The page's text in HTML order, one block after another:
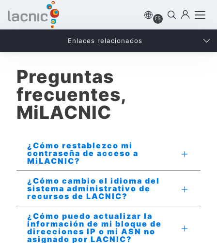
ES
Preguntas
frecuentes,
MiLACNIC
¿Cómo restablezco mi
contraseña de acceso a
MiLACNIC?
¿Cómo cambio el idioma del
sistema administrativo de
recursos de LACNIC?
¿Cómo puedo actualizar la
información de mi bloque de
direcciones IP o mi ASN no
asignado por LACNIC?
Enlaces relacionados